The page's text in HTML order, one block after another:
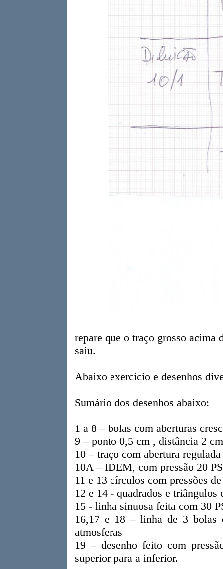
repare que o traço grosso acima
saiu.
Abaixo exercício e desenhos
Sumário dos desenhos abaixo:
1 a 8 – bolas com aberturas
9 – ponto 0,5 cm , distância 2
10 – traço com abertura
10A – IDEM, com pressão 20
11 e 13 círculos com pressões
12 e 14 - quadrados e triângulos
15 - linha sinuosa feita com 30
16,17 e 18 – linha de 3 bolas
atmosferas
19 – desenho feito com
superior para a inferior.